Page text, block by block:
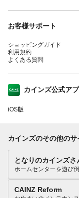
お客様サポート
ショッピングガイド
利用規約
よくある質問
カインズ公式アプ
iOS版
カインズのその他のサ
となりのカインズさ
ホームセンターを遊び
CAINZ Reform